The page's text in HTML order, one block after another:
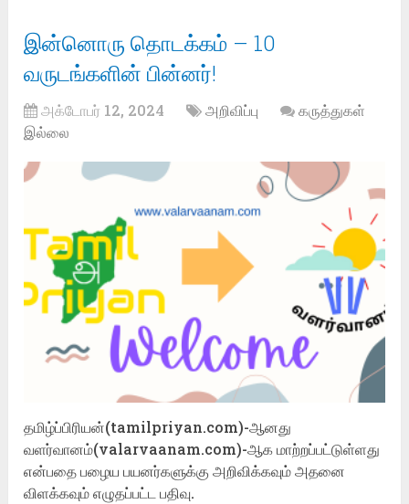
இன்னொரு தொடக்கம் – 10
வருடங்களின் பின்னர்!
அக்டோபர் 12, 2024 அறிவிப்பு
கருத்துகள்
இல்லை
தமிழ்ப்பிரியன்(tamilpriyan.com)-ஆனது
வளர்வானம்(valarvaanam.com)-ஆக மாற்றப்பட்டுள்ளது
என்பதை பழைய பயனர்களுக்கு அறிவிக்கவும் அதனை
விளக்கவும் எழுதப்பட்ட பதிவு.